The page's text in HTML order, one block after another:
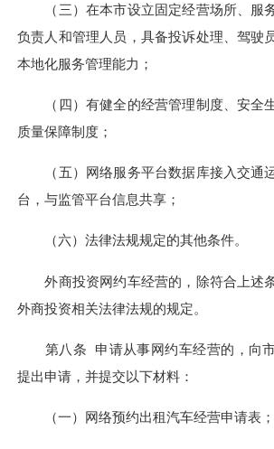
（三）在本市设立固定经营场所、服
负责人和管理人员，具备投诉处理、驾驶
本地化服务管理能力；
（四）有健全的经营管理制度、安全
质量保障制度；
（五）网络服务平台数据库接入交通
台，与监管平台信息共享；
（六）法律法规规定的其他条件。
外商投资网约车经营的，除符合上述
外商投资相关法律法规的规定。
第八条 申请从事网约车经营的，向市
提出申请，并提交以下材料：
（一）网络预约出租汽车经营申请表；